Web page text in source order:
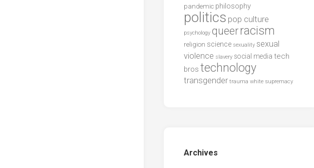
pandemic philosophy
politics pop culture
psychology queerracism
religion science sexuality sexual
violence slavery social media tech
bros technology
transgender trauma white supremacy
Archives